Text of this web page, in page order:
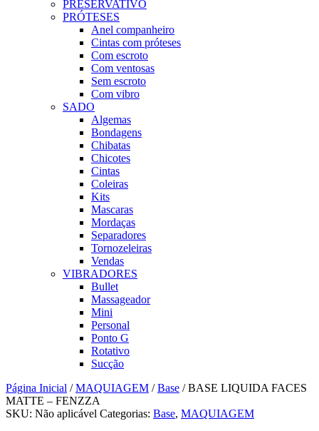
PRESERVATIVO
PRÓTESES
Anel companheiro
Cintas com próteses
Com escroto
Com ventosas
Sem escroto
Com vibro
SADO
Algemas
Bondagens
Chibatas
Chicotes
Cintas
Coleiras
Kits
Mascaras
Mordaças
Separadores
Tornozeleiras
Vendas
VIBRADORES
Bullet
Massageador
Mini
Personal
Ponto G
Rotativo
Sucção
Página Inicial /MAQUIAGEM /Base / BASE LIQUIDA FACES
MATTE – FENZZA
SKU: Não aplicável Categorias: Base, MAQUIAGEM